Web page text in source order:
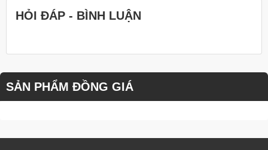
HỎI ĐÁP - BÌNH LUẬN
SẢN PHẨM ĐỒNG GIÁ